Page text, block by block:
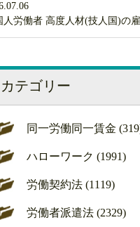
人労働者 高度人材(技人国)の
カテゴリー
同一労働同一賃金
ハローワーク (1991)
労働契約法 (1119)
労働者派遣法 (2329)